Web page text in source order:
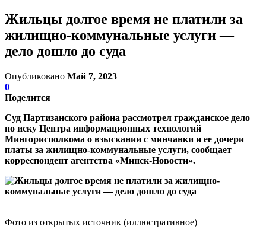
Жильцы долгое время не платили за
жилищно-коммунальные услуги —
дело дошло до суда
Опубликовано Май 7, 2023
0
Поделится
Суд Партизанского района рассмотрел гражданское дело
по иску Центра информационных технологий
Мингорисполкома о взыскании с минчанки и ее дочери
платы за жилищно-коммунальные услуги, сообщает
корреспондент агентства «Минск-Новости».
Фото из открытых источник (иллюстративное)